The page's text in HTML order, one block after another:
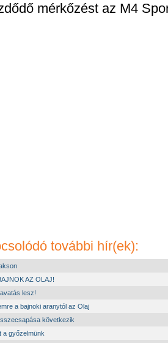
mérkőzést az M4
további hír(ek):
AZ OLAJ!
lesz!
a bajnoki aranytól az Olaj
következik
a győzelmünk